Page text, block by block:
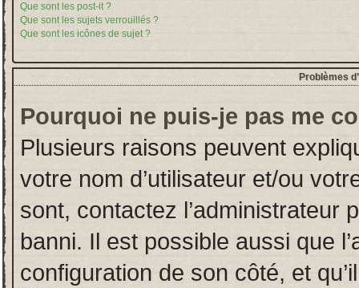
Que sont les post-it ?
Que sont les sujets verrouillés ?
Que sont les icônes de sujet ?
Problèmes
Pourquoi ne puis-je pas me
Plusieurs raisons peuvent
votre nom d’utilisateur et/ou
sont, contactez l’administrateur
banni. Il est possible aussi que
configuration de son côté, et